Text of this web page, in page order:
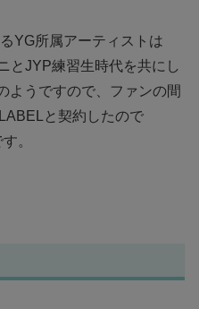
YG所属アーティストは
とJYP練習生時代を共にし
ようですので、ファンの間
と契約したので
。